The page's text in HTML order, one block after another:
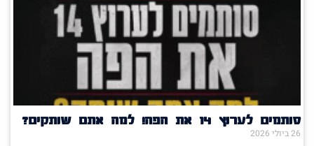
סותמים לערוץ 14 את הפה! למה אתם שותקים?
26 ביולי 2026